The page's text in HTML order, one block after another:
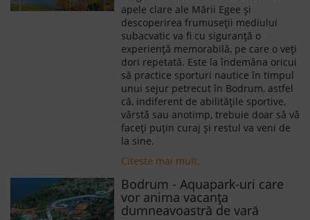
apele clare ale Mării Egee și
descoperirea frumuseții mediului
subacvatic va fi cu siguranță o
experiență memorabilă, pe care o veți
dori repetată. Este la îndemâna oricui
să practice sporturi nautice în timpul
unui sejur petrecut în Bodrum, astfel
că, indiferent de abilitățile sportive,
vârstă sau anotimp, trebuie doar să vă
faceți puțin curaj și restul va veni de
la sine.
Citeste mai mult.
Bodrum - Aquapark-uri care
vor anima vacanța
dumneavoastră de vară